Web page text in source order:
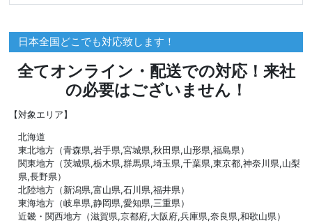
日本全国どこでも対応致します！
全てオンライン・配送での対応！来社
の必要はございません！
【対象エリア】
北海道
東北地方（青森県,岩手県,宮城県,秋田県,山形県,福島県）
関東地方（茨城県,栃木県,群馬県,埼玉県,千葉県,東京都,神奈川県,山梨
県,長野県）
北陸地方（新潟県,富山県,石川県,福井県）
東海地方（岐阜県,静岡県,愛知県,三重県）
近畿・関西地方（滋賀県,京都府,大阪府,兵庫県,奈良県,和歌山県）